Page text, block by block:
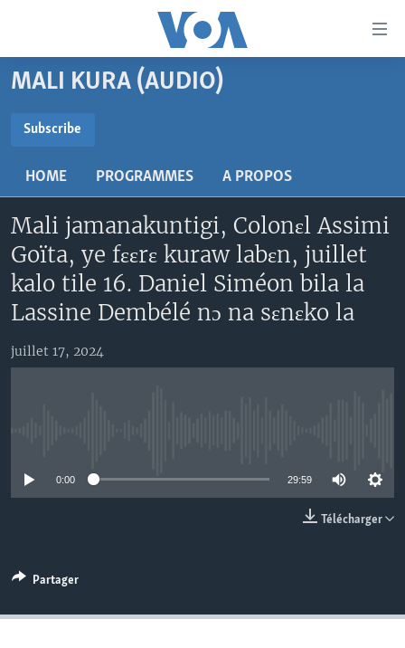
Menu
principal
navigation
principale
Retour
recherche
MALI KURA
RADIO
AN BA FO!
FARAFINA FOLI
Learning English
SUIVEZ-NOUS
MALI KURA (AUDIO)
Subscribe
S'abonner
HOME PROGRAMMES A PROPOS
Mali jamanakuntigi, Colonɛl Assimi
Goïta, ye fɛɛrɛ kuraw labɛn, juillet
kalo tile 16. Daniel Siméon bila la
Lassine Dembélé nɔ na sɛnɛko la
juillet 17, 2024
0:00 29:59
Télécharger
Partager